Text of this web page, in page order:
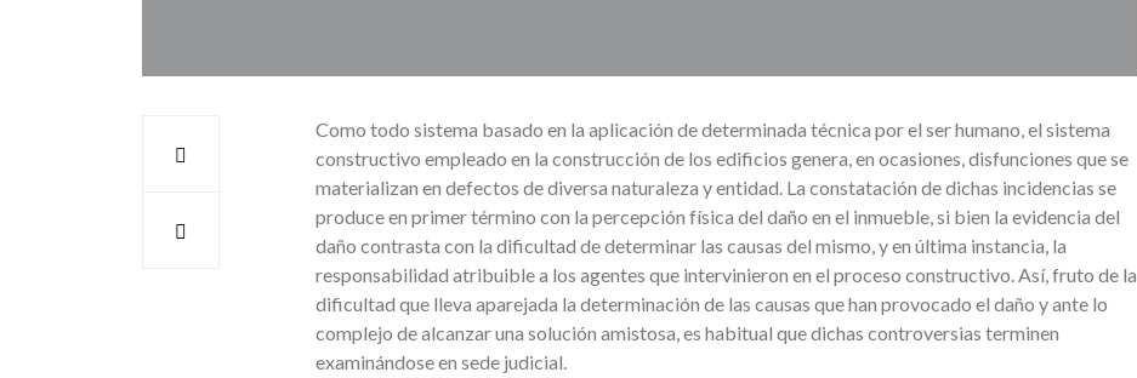
Como todo sistema basado en la aplicación de determinada técnica por el ser humano, el sistema
constructivo empleado en la construcción de los edificios genera, en ocasiones, disfunciones que se
materializan en defectos de diversa naturaleza y entidad. La constatación de dichas incidencias se
produce en primer término con la percepción física del daño en el inmueble, si bien la evidencia del
daño contrasta con la dificultad de determinar las causas del mismo, y en última instancia, la
responsabilidad atribuible a los agentes que intervinieron en el proceso constructivo. Así, fruto de la
dificultad que lleva aparejada la determinación de las causas que han provocado el daño y ante lo
complejo de alcanzar una solución amistosa, es habitual que dichas controversias terminen
examinándose en sede judicial.